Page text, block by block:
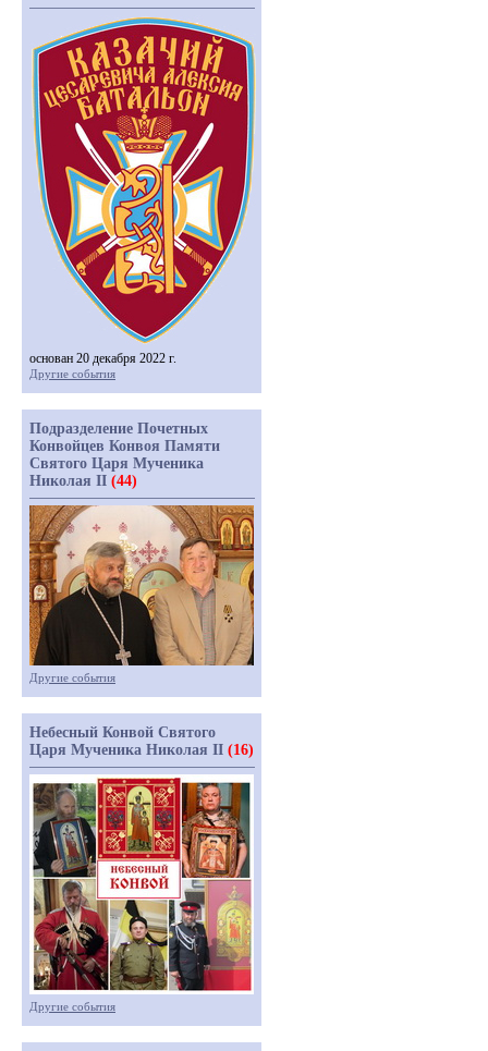
основан 20 декабря 2022 г.
Другие события
Подразделение Почетных
Конвойцев Конвоя Памяти
Святого Царя Мученика
Николая II (44)
Другие события
Небесный Конвой Святого
Царя Мученика Николая II (16)
Другие события